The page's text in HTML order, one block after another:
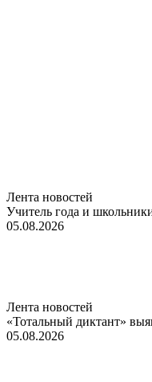
Лента новостей
Учитель года и
05.08.2026
Лента новостей
«Тотальный диктант»
05.08.2026